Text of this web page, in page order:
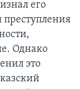
его
Однако
это